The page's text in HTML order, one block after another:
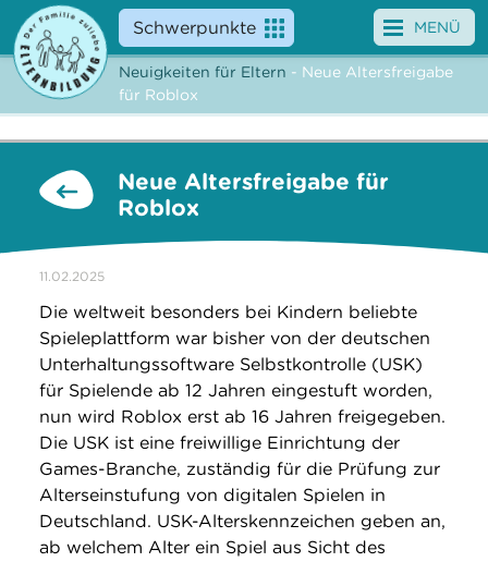
Schwerpunkte
Angebote
News
Suche
MENÜ
Neuigkeiten für Eltern - Neue Altersfreigabe
für Roblox
Neue Altersfreigabe für
Roblox
11.02.2025
Die weltweit besonders bei Kindern beliebte
Spieleplattform war bisher von der deutschen
Unterhaltungssoftware Selbstkontrolle (USK)
für Spielende ab 12 Jahren eingestuft worden,
nun wird Roblox erst ab 16 Jahren freigegeben.
Die USK ist eine freiwillige Einrichtung der
Games-Branche, zuständig für die Prüfung zur
Alterseinstufung von digitalen Spielen in
Deutschland. USK-Alterskennzeichen geben an,
ab welchem Alter ein Spiel aus Sicht des